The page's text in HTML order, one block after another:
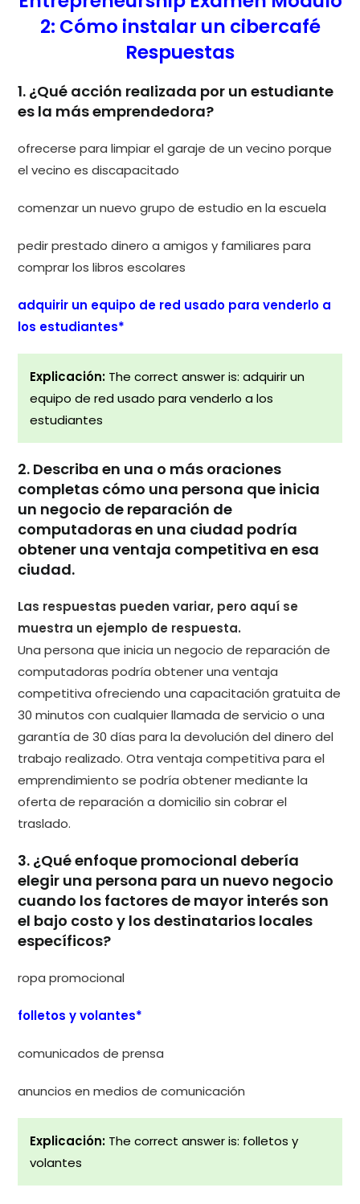
2: Cómo instalar un cibercafé
Respuestas
1. ¿Qué acción realizada por un estudiante
es la más emprendedora?
ofrecerse para limpiar el garaje de un vecino porque
el vecino es discapacitado
comenzar un nuevo grupo de estudio en la escuela
pedir prestado dinero a amigos y familiares para
comprar los libros escolares
adquirir un equipo de red usado para venderlo a
los estudiantes*
Explicación: The correct answer is: adquirir un
equipo de red usado para venderlo a los
estudiantes
2. Describa en una o más oraciones
completas cómo una persona que inicia
un negocio de reparación de
computadoras en una ciudad podría
obtener una ventaja competitiva en esa
ciudad.
Las respuestas pueden variar, pero aquí se
muestra un ejemplo de respuesta.
Una persona que inicia un negocio de reparación de
computadoras podría obtener una ventaja
competitiva ofreciendo una capacitación gratuita de
30 minutos con cualquier llamada de servicio o una
garantía de 30 días para la devolución del dinero del
trabajo realizado. Otra ventaja competitiva para el
emprendimiento se podría obtener mediante la
oferta de reparación a domicilio sin cobrar el
traslado.
3. ¿Qué enfoque promocional debería
elegir una persona para un nuevo negocio
cuando los factores de mayor interés son
el bajo costo y los destinatarios locales
específicos?
ropa promocional
folletos y volantes*
comunicados de prensa
anuncios en medios de comunicación
Explicación: The correct answer is: folletos y
volantes